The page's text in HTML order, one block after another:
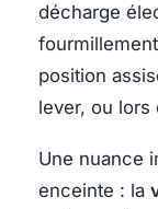
décharge
position
lever, ou lors
Une nuance
enceinte : la